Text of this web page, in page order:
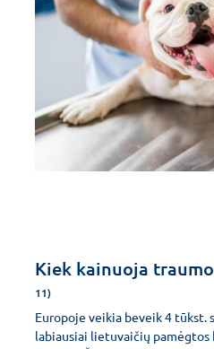
Kiek kainuoja
11)
Europoje veikia beveik 4 tūkst.
labiausiai lietuvaičių pamėgtos